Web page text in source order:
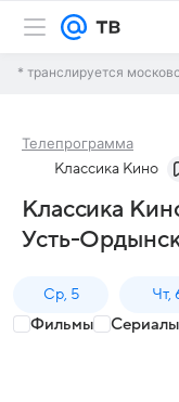
* транслируется
Телепрограмма
Классика Кино
Классика
Усть-
Ср, 5 Чт,
Фильмы Сериалы